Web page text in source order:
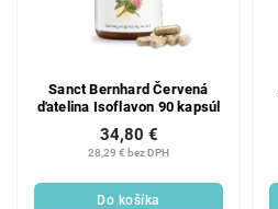
Sanct Bernhard Červená
ďatelina Isoflavon 90 kapsúl
28,29 € bez DPH
34,80 €
Do košíka